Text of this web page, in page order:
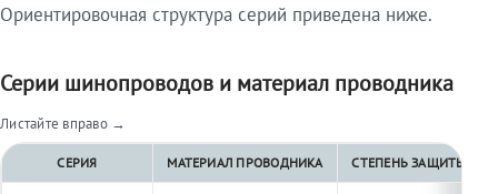
Ориентировочная структура серий приведена ниже.
Серии шинопроводов и материал проводника
Листайте вправо →
СЕРИЯ МАТЕРИАЛ ПРОВОДНИКА СТЕПЕНЬ ЗАЩИТЫ